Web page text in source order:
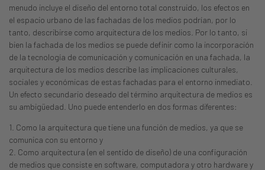
menudo incluye el diseño del entorno total construido, los efectos en
el espacio urbano de las fachadas de los medios podrían, por lo
tanto, describirse como arquitectura de los medios. Por lo tanto, si
bien la fachada de los medios se puede definir como la incorporación
de la tecnología de comunicación y comunicación en una fachada, la
arquitectura de los medios describe las implicaciones culturales,
sociales y económicas de estas fachadas para el entorno inmediato.
Un efecto secundario deseado del término arquitectura de medios es
su ambigüedad. Uno puede entenderlo en dos formas diferentes:
1. Como la arquitectura que tiene una función de medios, ya que se
comunica con su entorno y
2. Como arquitectura (en el sentido de diseño) de una configuración
de medios que consiste en software, computadora y otro hardware y